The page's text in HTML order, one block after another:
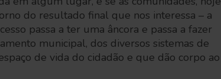
do resultado final que nos interessa – a
passa a ter uma âncora e passa a fazer
municipal, dos diversos sistemas de
de vida do cidadão e que dão corpo ao